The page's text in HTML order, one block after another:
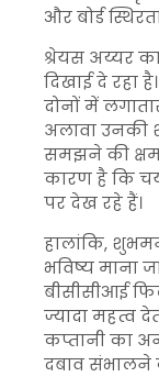
और बोर्ड
श्रेयस अय्यर
दिखाई दे रहा
दोनों में
अलावा उनकी
समझने की
कारण है कि
पर देख रहे हैं।
हालांकि,
भविष्य माना
बीसीसीआई
ज्यादा महत्व
कप्तानी का
दबाव संभालने